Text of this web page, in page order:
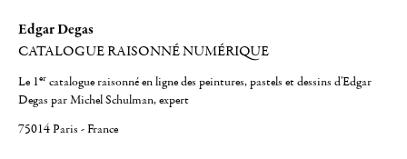
Edgar Degas
CATALOGUE RAISONNÉ NUMÉRIQUE
Le 1er catalogue raisonné en ligne des peintures, pastels et dessins d'Edgar
Degas par Michel Schulman, expert
75014 Paris - France